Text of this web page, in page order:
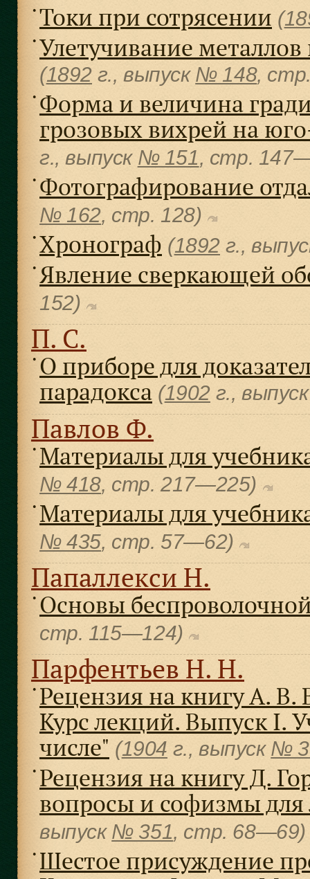
● Токи при сотрясении (
● Улетучивание
(1892 г., выпуск № 148,
● Форма и величина
грозовых вихрей на
г., выпуск № 151, cтр.
● Фотографирование
№ 162, cтр. 128)
● Хронограф (1892 г.,
● Явление сверкающей
152)
П. С.
● О приборе для
парадокса (1902 г.,
Павлов Ф.
● Материалы для
№ 418, cтр. 217—225)
● Материалы для
№ 435, cтр. 57—62)
Папаллекси Н.
● Основы
cтр. 115—124)
Парфентьев Н. Н.
● Рецензия на книгу А. В.
Курс лекций. Выпуск I.
числе" (1904 г., выпуск №
● Рецензия на книгу Д.
вопросы и софизмы
выпуск № 351, cтр.
● Шестое присуждение